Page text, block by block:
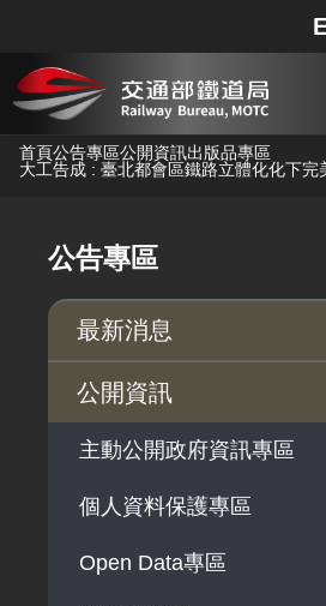
跳到主要內容
網
首頁公告專區公開資訊出版品專區
大工告成 : 臺北都會區鐵路立體化化下完
公告專區
最新消息
新聞稿
公聽會
公告事項
公開資訊
主動公開政府資訊專區
法律及法規命令
解釋性規定及裁量基準
個人資料保護專區
Open Data專區